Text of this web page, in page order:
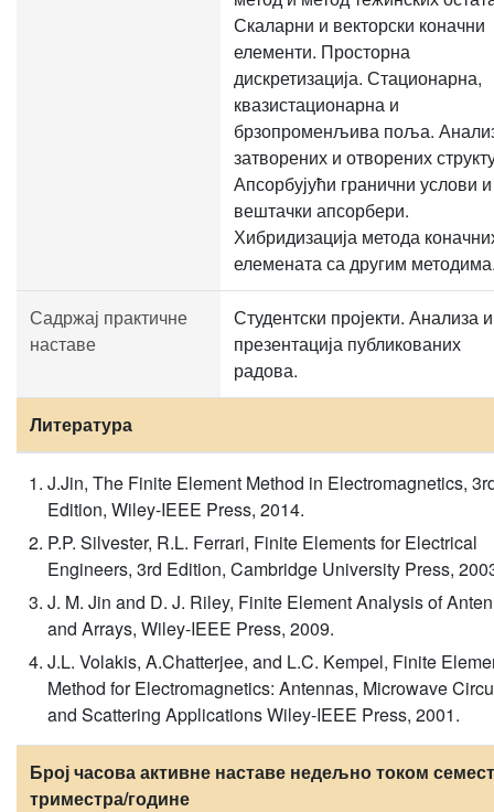
Скаларни и векторски коначни
елементи. Просторна
дискретизација. Стационарна,
квазистационарна и
брзопроменљива поља.
затворених и отворених
Апсорбујући гранични услови и
вештачки апсорбери.
Хибридизација метода
елемената са другим
Садржај практичне
наставе
Студентски пројекти. Анализа и
презентација публикованих
радова.
Литература
J.Jin, The Finite Element Method in Electromagnetics,
Edition, Wiley-IEEE Press, 2014.
P.P. Silvester, R.L. Ferrari, Finite Elements for Electrical
Engineers, 3rd Edition, Cambridge University Press,
J. M. Jin and D. J. Riley, Finite Element Analysis of
and Arrays, Wiley-IEEE Press, 2009.
J.L. Volakis, A.Chatterjee, and L.C. Kempel, Finite
Method for Electromagnetics: Antennas, Microwave
and Scattering Applications Wiley-IEEE Press, 2001.
Број часова активне наставе недељно током
триместра/године